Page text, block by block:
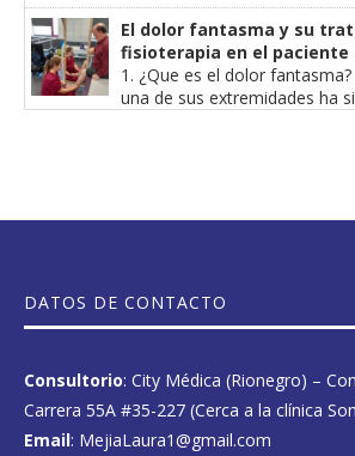
El dolor fantasma y su
fisioterapia en el paciente
1. ¿Que es el dolor
una de sus extremidades ha
DATOS DE CONTACTO
Consultorio: City Médica (Rionegro) –
Carrera 55A #35-227 (Cerca a la clínica
Email: MejiaLaura1@gmail.com